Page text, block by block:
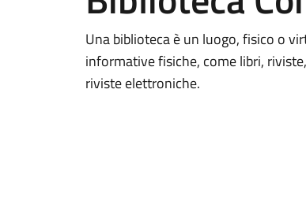
Una biblioteca è un luogo, fisico o
informative fisiche, come libri,
riviste elettroniche.